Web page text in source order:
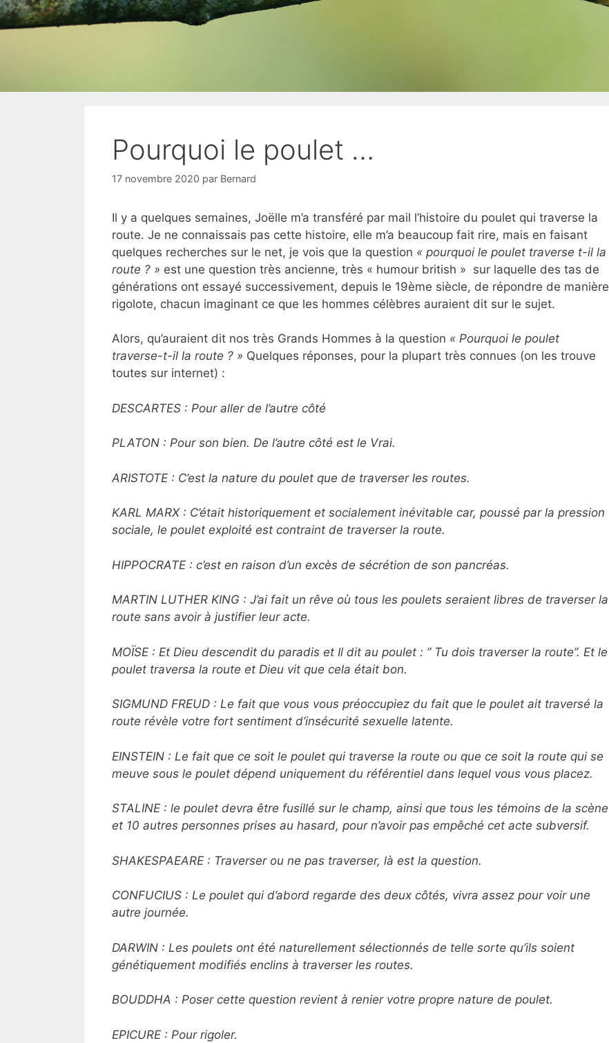
Pourquoi le poulet …
17 novembre 2020 par Bernard
Il y a quelques semaines, Joëlle m’a transféré par mail l’histoire du poulet qui traverse la
route. Je ne connaissais pas cette histoire, elle m’a beaucoup fait rire, mais en faisant
quelques recherches sur le net, je vois que la question « pourquoi le poulet traverse t-il la
route ? » est une question très ancienne, très « humour british » sur laquelle des tas de
générations ont essayé successivement, depuis le 19ème siècle, de répondre de manière
rigolote, chacun imaginant ce que les hommes célèbres auraient dit sur le sujet.
Alors, qu’auraient dit nos très Grands Hommes à la question « Pourquoi le poulet
traverse-t-il la route ? » Quelques réponses, pour la plupart très connues (on les trouve
toutes sur internet) :
DESCARTES : Pour aller de l’autre côté
PLATON : Pour son bien. De l’autre côté est le Vrai.
ARISTOTE : C’est la nature du poulet que de traverser les routes.
KARL MARX : C’était historiquement et socialement inévitable car, poussé par la pression
sociale, le poulet exploité est contraint de traverser la route.
HIPPOCRATE : c’est en raison d’un excès de sécrétion de son pancréas.
MARTIN LUTHER KING : J’ai fait un rêve où tous les poulets seraient libres de traverser la
route sans avoir à justifier leur acte.
MOÏSE : Et Dieu descendit du paradis et Il dit au poulet : ” Tu dois traverser la route”. Et le
poulet traversa la route et Dieu vit que cela était bon.
SIGMUND FREUD : Le fait que vous vous préoccupiez du fait que le poulet ait traversé la
route révèle votre fort sentiment d’insécurité sexuelle latente.
EINSTEIN : Le fait que ce soit le poulet qui traverse la route ou que ce soit la route qui se
meuve sous le poulet dépend uniquement du référentiel dans lequel vous vous placez.
STALINE : le poulet devra être fusillé sur le champ, ainsi que tous les témoins de la scène
et 10 autres personnes prises au hasard, pour n’avoir pas empêché cet acte subversif.
SHAKESPAEARE : Traverser ou ne pas traverser, là est la question.
CONFUCIUS : Le poulet qui d’abord regarde des deux côtés, vivra assez pour voir une
autre journée.
DARWIN : Les poulets ont été naturellement sélectionnés de telle sorte qu’ils soient
génétiquement modifiés enclins à traverser les routes.
BOUDDHA : Poser cette question revient à renier votre propre nature de poulet.
EPICURE : Pour rigoler.